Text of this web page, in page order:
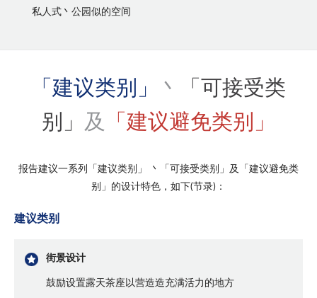
私人式丶公园似的空间
「建议类别」 丶
「可接受类
别」 及 「建议避免类别」
报告建议一系列「建议类别」 丶「可接受类别」及「建议避免类
别」的设计特色，如下(节录)：
建议类别
街景设计
鼓励设置露天茶座以营造造充满活力的地方